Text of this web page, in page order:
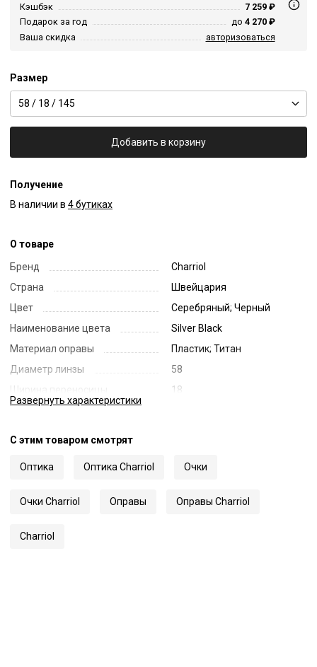
Кэшбэк
7 259 ₽
Подарок за год
до 4 270 ₽
Ваша скидка
авторизоваться
Размер
58 / 18 / 145
Добавить в корзину
Получение
В наличии в 4 бутиках
О товаре
Бренд
Charriol
Страна
Швейцария
Цвет
Серебряный; Черный
Наименование цвета
Silver Black
Материал оправы
Пластик; Титан
Диаметр линзы
58
Ширина переносицы
18
Развернуть характеристики
С этим товаром смотрят
Оптика Оптика Charriol Очки
Очки Charriol Оправы Оправы Charriol
Charriol